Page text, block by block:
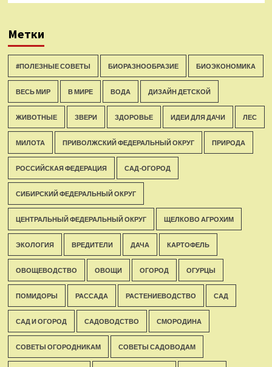
Метки
#ПОЛЕЗНЫЕ СОВЕТЫ БИОРАЗНООБРАЗИЕ БИОЭКОНОМИКА
ВЕСЬ МИР В МИРЕ ВОДА ДИЗАЙН ДЕТСКОЙ
ЖИВОТНЫЕ ЗВЕРИ ЗДОРОВЬЕ ИДЕИ ДЛЯ ДАЧИ ЛЕС
МИЛОТА ПРИВОЛЖСКИЙ ФЕДЕРАЛЬНЫЙ ОКРУГ ПРИРОДА
РОССИЙСКАЯ ФЕДЕРАЦИЯ САД-ОГОРОД
СИБИРСКИЙ ФЕДЕРАЛЬНЫЙ ОКРУГ
ЦЕНТРАЛЬНЫЙ ФЕДЕРАЛЬНЫЙ ОКРУГ ЩЕЛКОВО АГРОХИМ
ЭКОЛОГИЯ ВРЕДИТЕЛИ ДАЧА КАРТОФЕЛЬ
ОВОЩЕВОДСТВО ОВОЩИ ОГОРОД ОГУРЦЫ
ПОМИДОРЫ РАССАДА РАСТЕНИЕВОДСТВО САД
САД И ОГОРОД САДОВОДСТВО СМОРОДИНА
СОВЕТЫ ОГОРОДНИКАМ СОВЕТЫ САДОВОДАМ